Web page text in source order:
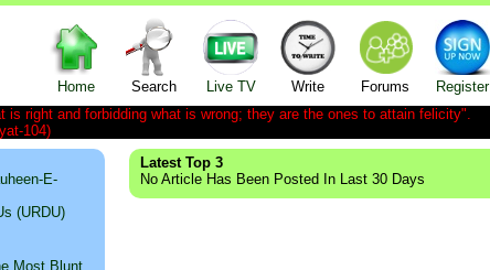
Home Search Live TV Write Forums Register
right and forbidding what is wrong; they are the ones to attain felicity".
104)
E-
(URDU)
Most Blunt
Latest Top 3
No Article Has Been Posted In Last 30 Days